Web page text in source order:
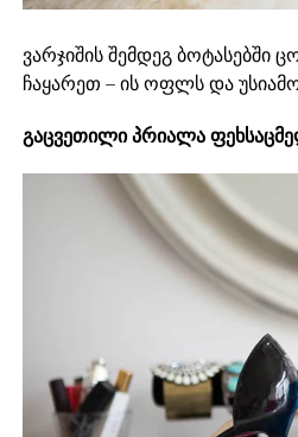
ვარჯიშის შემდეგ ბოტასებში
ჩაყარეთ – ის ოფლს და
გაცვეთილი პრიალა